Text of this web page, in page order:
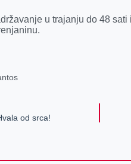
u trajanju do 48
od srca!